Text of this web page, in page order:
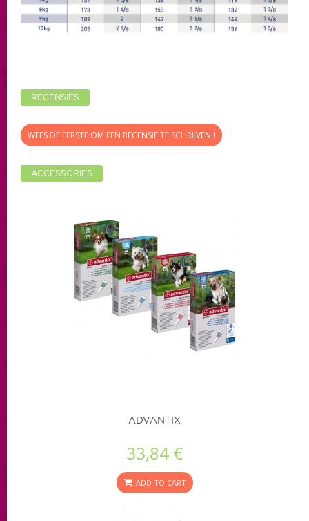
RECENSIES
WEES DE EERSTE OM EEN RECENSIE TE SCHRIJVEN !
ACCESSORIES
ADVANTIX
33,84 €
ADD TO CART